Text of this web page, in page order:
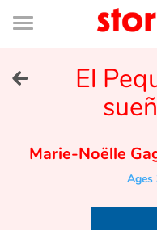
Connexion
Bibliothèque
de
page
Try for free
El
Marie-Noëlle
Ages